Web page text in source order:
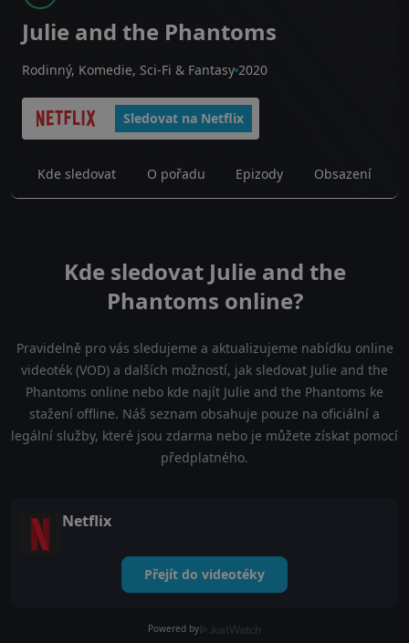
Julie and the Phantoms
Rodinný, Komedie, Sci-Fi & Fantasy 2020
Sledovat na Netflix
Kde sledovat O pořadu Epizody Obsazení
Kde sledovat Julie and the
Phantoms online?
Pravidelně pro vás sledujeme a aktualizujeme nabídku online
videoték (VOD) a dalších možností, jak sledovat Julie and the
Phantoms online nebo kde najít Julie and the Phantoms ke
stažení offline. Náš seznam obsahuje pouze na oficiální a
legální služby, které jsou zdarma nebo je můžete získat pomocí
předplatného.
Netflix
Přejít do videotéky
Powered by